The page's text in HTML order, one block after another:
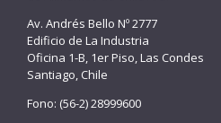
Av. Andrés Bello Nº 2777
Edificio de La Industria
Oficina 1-B, 1er Piso, Las Condes
Santiago, Chile
Fono: (56-2) 28999600